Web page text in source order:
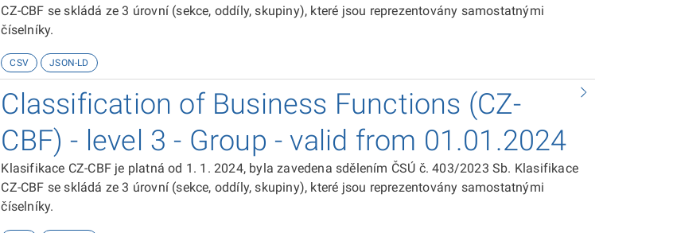
CZ-CBF se skládá ze 3 úrovní (sekce, oddíly, skupiny), které jsou reprezentovány samostatnými
číselníky.
CSV JSON-LD
Classification of Business Functions (CZ-
CBF) - level 3 - Group - valid from 01.01.2024
Klasifikace CZ-CBF je platná od 1. 1. 2024, byla zavedena sdělením ČSÚ č. 403/2023 Sb. Klasifikace
CZ-CBF se skládá ze 3 úrovní (sekce, oddíly, skupiny), které jsou reprezentovány samostatnými
číselníky.